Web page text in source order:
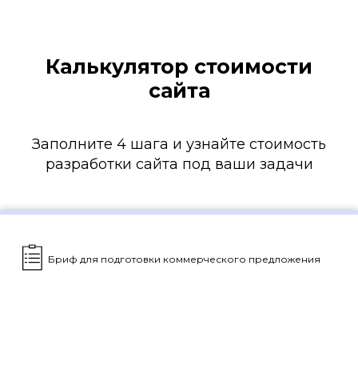
Калькулятор стоимости
сайта
Заполните 4 шага и узнайте стоимость
разработки сайта под ваши задачи
Бриф для подготовки коммерческого предложения